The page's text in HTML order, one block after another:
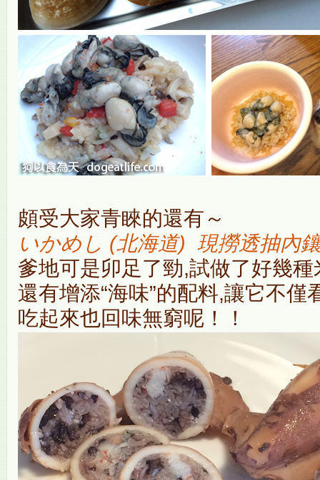
頗受大家青睞的還有～
いかめし (北海道) 現撈透抽內
爹地可是卯足了勁,試做了好幾
還有增添“海味”的配料,讓它不僅
吃起來也回味無窮呢！！